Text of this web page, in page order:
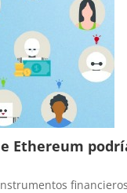
Ethereum